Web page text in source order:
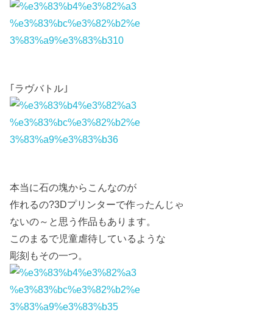
｢ラヴバトル｣
本当に石の塊からこんなのが
作れるの?3Dプリンターで作ったんじゃ
ないの～と思う作品もあります。
このまるで児童虐待しているような
彫刻もその一つ。